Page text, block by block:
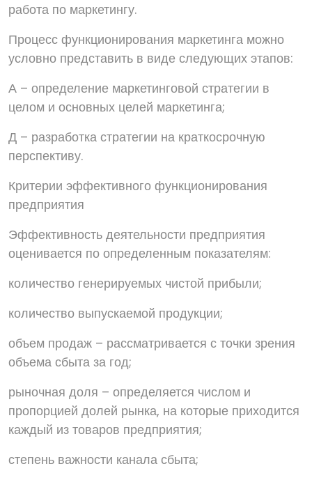
работа по маркетингу.
Процесс функционирования маркетинга можно
условно представить в виде следующих этапов:
А – определение маркетинговой стратегии в
целом и основных целей маркетинга;
Д – разработка стратегии на краткосрочную
перспективу.
Критерии эффективного функционирования
предприятия
Эффективность деятельности предприятия
оценивается по определенным показателям:
количество генерируемых чистой прибыли;
количество выпускаемой продукции;
объем продаж – рассматривается с точки зрения
объема сбыта за год;
рыночная доля – определяется числом и
пропорцией долей рынка, на которые приходится
каждый из товаров предприятия;
степень важности канала сбыта;